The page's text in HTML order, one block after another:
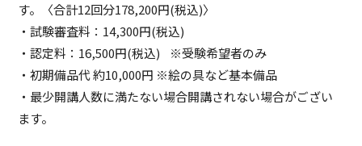
す。〈合計12回分178,200円(税込)〉
・試験審査料：14,300円(税込)
・認定料：16,500円(税込) ※受験希望者のみ
・初期備品代 約10,000円 ※絵の具など基本備品
・最少開講人数に満たない場合開講されない場合がござい
ます。